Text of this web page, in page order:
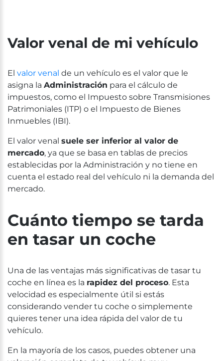
Valor venal de mi vehículo
El valor venal de un vehículo es el valor que le
asigna la Administración para el cálculo de
impuestos, como el Impuesto sobre Transmisiones
Patrimoniales (ITP) o el Impuesto de Bienes
Inmuebles (IBI).
El valor venal suele ser inferior al valor de
mercado, ya que se basa en tablas de precios
establecidas por la Administración y no tiene en
cuenta el estado real del vehículo ni la demanda del
mercado.
Cuánto tiempo se tarda
en tasar un coche
Una de las ventajas más significativas de tasar tu
coche en línea es la rapidez del proceso. Esta
velocidad es especialmente útil si estás
considerando vender tu coche o simplemente
quieres tener una idea rápida del valor de tu
vehículo.
En la mayoría de los casos, puedes obtener una